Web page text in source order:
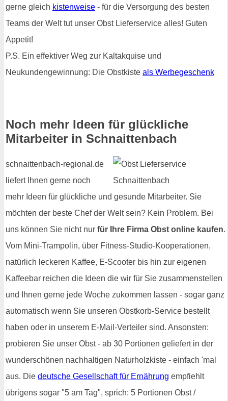
gerne gleich kistenweise - für die Versorgung des besten
Teams der Welt tut unser Obst Lieferservice alles! Guten
Appetit!
P.S. Ein effektiver Weg zur Kaltakquise und
Neukundengewinnung: Die Obstkiste als Werbegeschenk
Noch mehr Ideen für glückliche
Mitarbeiter in Schnaittenbach
schnaittenbach-regional.de
liefert Ihnen gerne noch
mehr Ideen für glückliche und gesunde Mitarbeiter. Sie
möchten der beste Chef der Welt sein? Kein Problem. Bei
uns können Sie nicht nur für Ihre Firma Obst online kaufen.
Vom Mini-Trampolin, über Fitness-Studio-Kooperationen,
natürlich leckeren Kaffee, E-Scooter bis hin zur eigenen
Kaffeebar reichen die Ideen die wir für Sie zusammenstellen
und Ihnen gerne jede Woche zukommen lassen - sogar ganz
automatisch wenn Sie unseren Obstkorb-Service bestellt
haben oder in unserem E-Mail-Verteiler sind. Ansonsten:
probieren Sie unser Obst - ab 30 Portionen geliefert in der
wunderschönen nachhaltigen Naturholzkiste - einfach 'mal
aus. Die deutsche Gesellschaft für Ernährung empfiehlt
übrigens sogar "5 am Tag", sprich: 5 Portionen Obst /